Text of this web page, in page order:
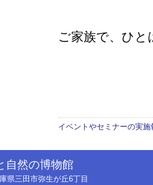
ご家族で、ひ
イベントやセミナーの実施
自然の博物館
県三田市弥生が丘6丁目